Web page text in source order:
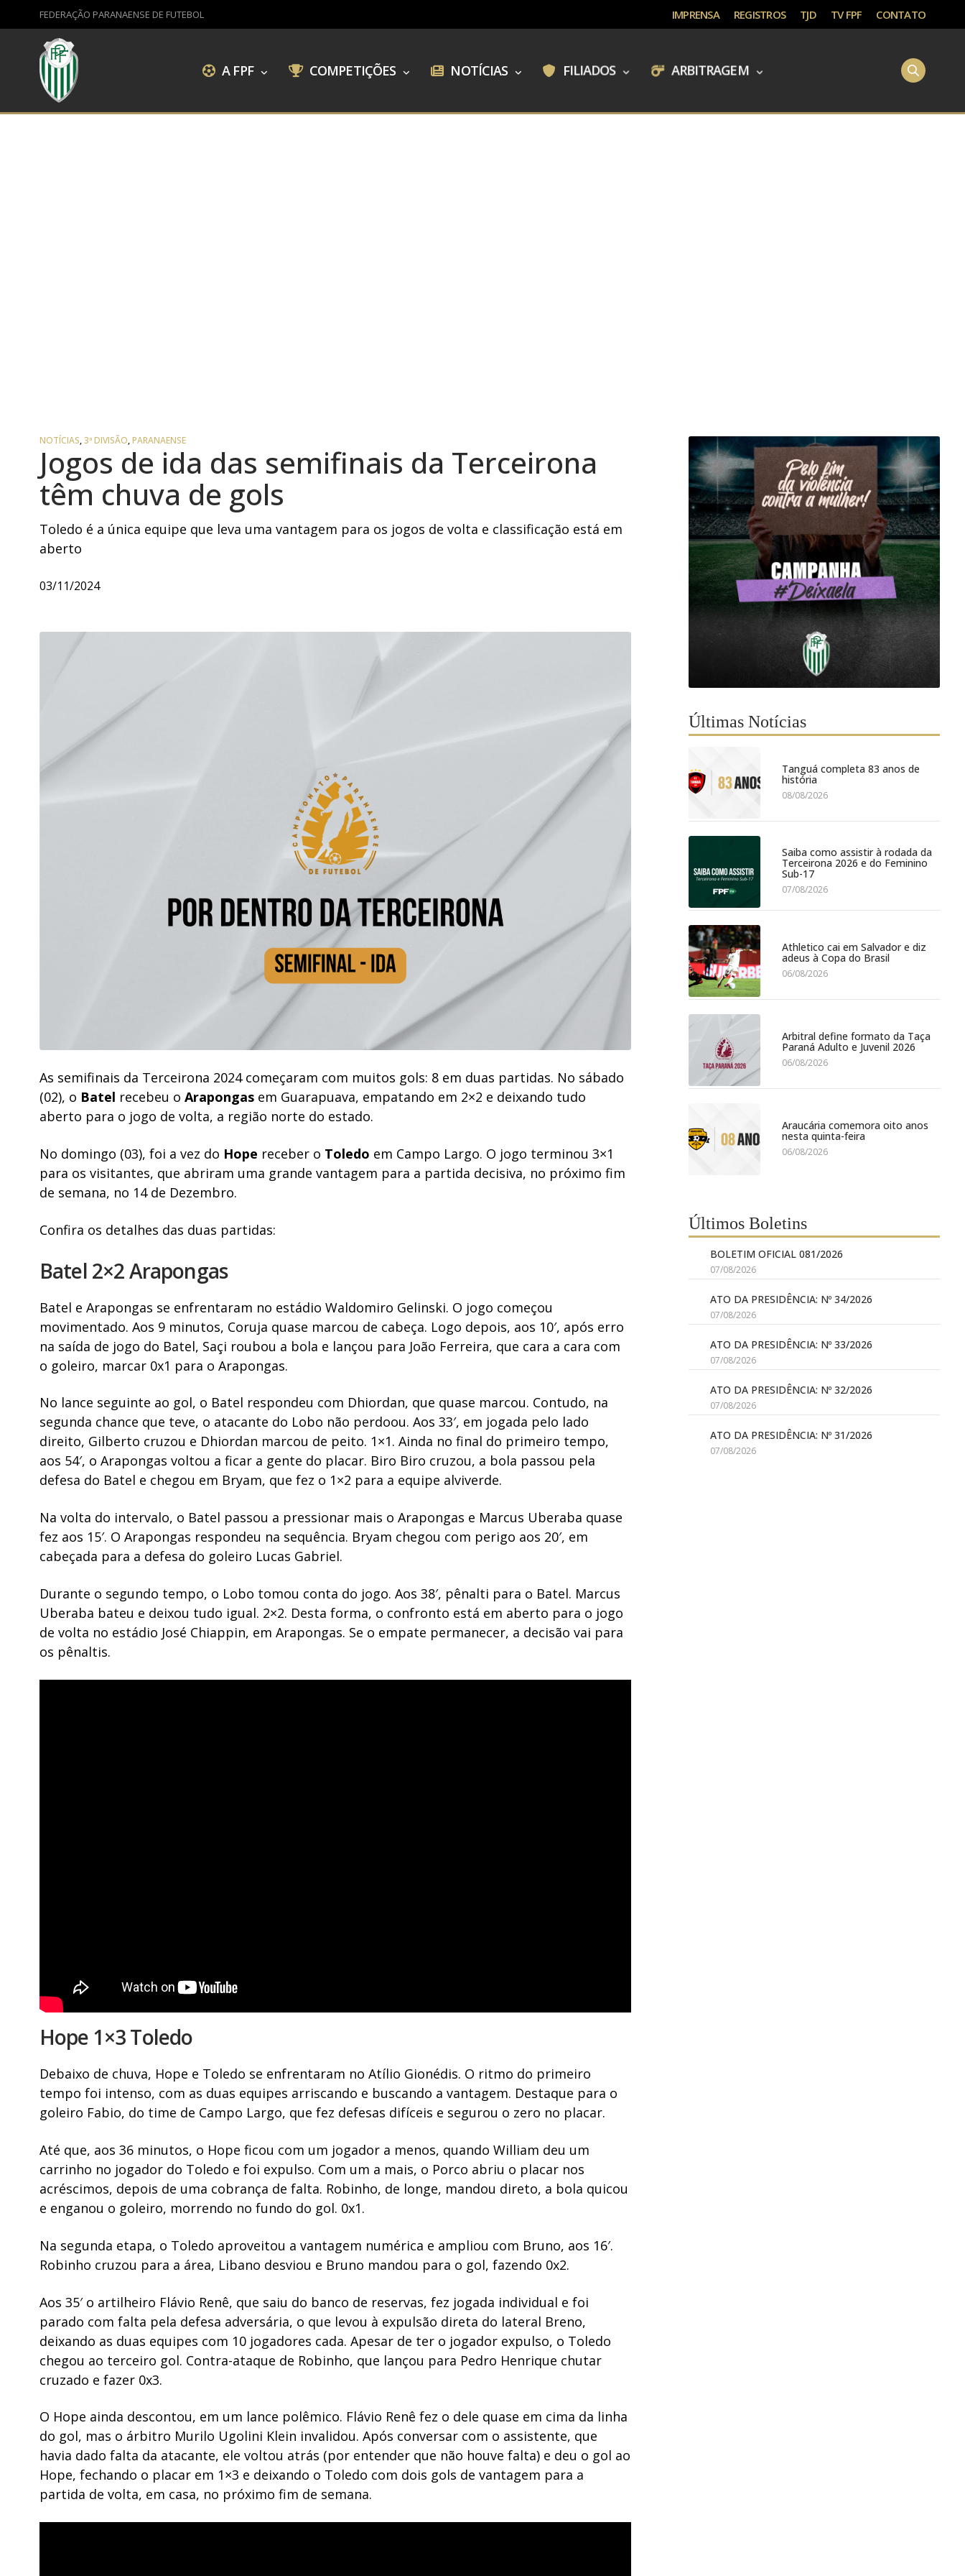
FEDERAÇÃO PARANAENSE DE FUTEBOL IMPRENSA REGISTROS TJD TV FPF CONTATO
A FPF COMPETIÇÕES NOTÍCIAS FILIADOS ARBITRAGEM
NOTÍCIAS,3ª DIVISÃO,PARANAENSE
Jogos de ida das semifinais da Terceirona
têm chuva de gols
Toledo é a única equipe que leva uma vantagem para os jogos de volta e classificação está em
aberto
03/11/2024
As semifinais da Terceirona 2024 começaram com muitos gols: 8 em duas partidas. No sábado
(02), o Batel recebeu oArapongas em Guarapuava, empatando em 2×2 e deixando tudo
aberto para o jogo de volta, a região norte do estado.
No domingo (03), foi a vez do Hope receber o Toledo em Campo Largo. O jogo terminou 3×1
para os visitantes, que abriram uma grande vantagem para a partida decisiva, no próximo fim
de semana, no 14 de Dezembro.
Confira os detalhes das duas partidas:
Batel 2×2 Arapongas
Batel e Arapongas se enfrentaram no estádio Waldomiro Gelinski. O jogo começou
movimentado. Aos 9 minutos, Coruja quase marcou de cabeça. Logo depois, aos 10′, após erro
na saída de jogo do Batel, Saçi roubou a bola e lançou para João Ferreira, que cara a cara com
o goleiro, marcar 0x1 para o Arapongas.
No lance seguinte ao gol, o Batel respondeu com Dhiordan, que quase marcou. Contudo, na
segunda chance que teve, o atacante do Lobo não perdoou. Aos 33′, em jogada pelo lado
direito, Gilberto cruzou e Dhiordan marcou de peito. 1×1. Ainda no final do primeiro tempo,
aos 54′, o Arapongas voltou a ficar a gente do placar. Biro Biro cruzou, a bola passou pela
defesa do Batel e chegou em Bryam, que fez o 1×2 para a equipe alviverde.
Na volta do intervalo, o Batel passou a pressionar mais o Arapongas e Marcus Uberaba quase
fez aos 15′. O Arapongas respondeu na sequência. Bryam chegou com perigo aos 20′, em
cabeçada para a defesa do goleiro Lucas Gabriel.
Durante o segundo tempo, o Lobo tomou conta do jogo. Aos 38′, pênalti para o Batel. Marcus
Uberaba bateu e deixou tudo igual. 2×2. Desta forma, o confronto está em aberto para o jogo
de volta no estádio José Chiappin, em Arapongas. Se o empate permanecer, a decisão vai para
os pênaltis.
Hope 1×3 Toledo
Debaixo de chuva, Hope e Toledo se enfrentaram no Atílio Gionédis. O ritmo do primeiro
tempo foi intenso, com as duas equipes arriscando e buscando a vantagem. Destaque para o
goleiro Fabio, do time de Campo Largo, que fez defesas difíceis e segurou o zero no placar.
Até que, aos 36 minutos, o Hope ficou com um jogador a menos, quando William deu um
carrinho no jogador do Toledo e foi expulso. Com um a mais, o Porco abriu o placar nos
acréscimos, depois de uma cobrança de falta. Robinho, de longe, mandou direto, a bola quicou
e enganou o goleiro, morrendo no fundo do gol. 0x1.
Na segunda etapa, o Toledo aproveitou a vantagem numérica e ampliou com Bruno, aos 16′.
Robinho cruzou para a área, Libano desviou e Bruno mandou para o gol, fazendo 0x2.
Aos 35′ o artilheiro Flávio Renê, que saiu do banco de reservas, fez jogada individual e foi
parado com falta pela defesa adversária, o que levou à expulsão direta do lateral Breno,
deixando as duas equipes com 10 jogadores cada. Apesar de ter o jogador expulso, o Toledo
chegou ao terceiro gol. Contra-ataque de Robinho, que lançou para Pedro Henrique chutar
cruzado e fazer 0x3.
O Hope ainda descontou, em um lance polêmico. Flávio Renê fez o dele quase em cima da linha
do gol, mas o árbitro Murilo Ugolini Klein invalidou. Após conversar com o assistente, que
havia dado falta da atacante, ele voltou atrás (por entender que não houve falta) e deu o gol ao
Hope, fechando o placar em 1×3 e deixando o Toledo com dois gols de vantagem para a
partida de volta, em casa, no próximo fim de semana.
Últimas Notícias
Tanguá completa 83 anos de
história
08/08/2026
Saiba como assistir à rodada da
Terceirona 2026 e do Feminino
Sub-17
07/08/2026
Athletico cai em Salvador e diz
adeus à Copa do Brasil
06/08/2026
Arbitral define formato da Taça
Paraná Adulto e Juvenil 2026
06/08/2026
Araucária comemora oito anos
nesta quinta-feira
06/08/2026
Últimos Boletins
BOLETIM OFICIAL 081/2026
07/08/2026
ATO DA PRESIDÊNCIA: Nº 34/2026
07/08/2026
ATO DA PRESIDÊNCIA: Nº 33/2026
07/08/2026
ATO DA PRESIDÊNCIA: Nº 32/2026
07/08/2026
ATO DA PRESIDÊNCIA: Nº 31/2026
07/08/2026